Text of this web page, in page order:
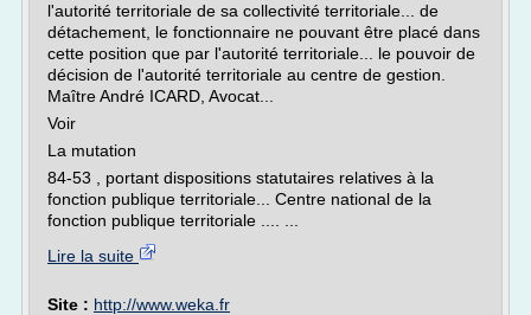
l'autorité territoriale de sa collectivité territoriale... de
détachement, le fonctionnaire ne pouvant être placé dans
cette position que par l'autorité territoriale... le pouvoir de
décision de l'autorité territoriale au centre de gestion.
Maître André ICARD, Avocat...
Voir
La mutation
84-53 , portant dispositions statutaires relatives à la
fonction publique territoriale... Centre national de la
fonction publique territoriale .... ...
Lire la suite
Site : http://www.weka.fr